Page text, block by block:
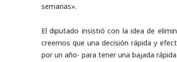
semanas».
El diputado insistió con la idea de
creemos que una decisión rápida y
por un año- para tener una bajada